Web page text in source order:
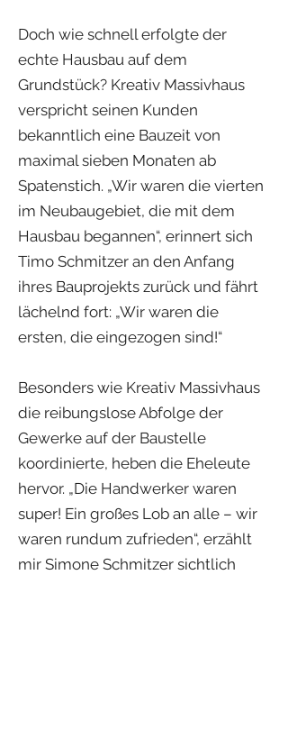
Doch wie schnell erfolgte der
echte Hausbau auf dem
Grundstück? Kreativ Massivhaus
verspricht seinen Kunden
bekanntlich eine Bauzeit von
maximal sieben Monaten ab
Spatenstich. „Wir waren die vierten
im Neubaugebiet, die mit dem
Hausbau begannen“, erinnert sich
Timo Schmitzer an den Anfang
ihres Bauprojekts zurück und fährt
lächelnd fort: „Wir waren die
ersten, die eingezogen sind!“
Besonders wie Kreativ Massivhaus
die reibungslose Abfolge der
Gewerke auf der Baustelle
koordinierte, heben die Eheleute
hervor. „Die Handwerker waren
super! Ein großes Lob an alle – wir
waren rundum zufrieden“, erzählt
mir Simone Schmitzer sichtlich